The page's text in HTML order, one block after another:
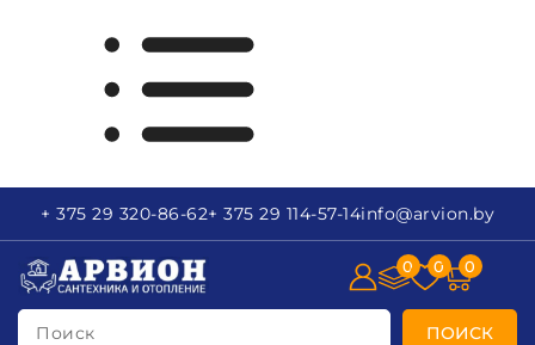
+ 375 29 320-86-62+ 375 29 114-57-14info@arvion.by
Поиск ПОИСК
0 0 0